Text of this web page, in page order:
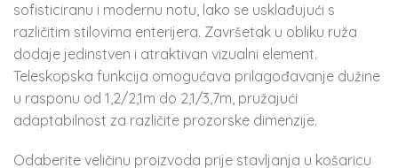
sofisticiranu i modernu notu, lako se usklađujući s
različitim stilovima enterijera. Završetak u obliku ruža
dodaje jedinstven i atraktivan vizualni element.
Teleskopska funkcija omogućava prilagođavanje dužine
u rasponu od 1,2/2,1m do 2,1/3,7m, pružajući
adaptabilnost za različite prozorske dimenzije.
Odaberite veličinu proizvoda prije stavljanja u košaricu